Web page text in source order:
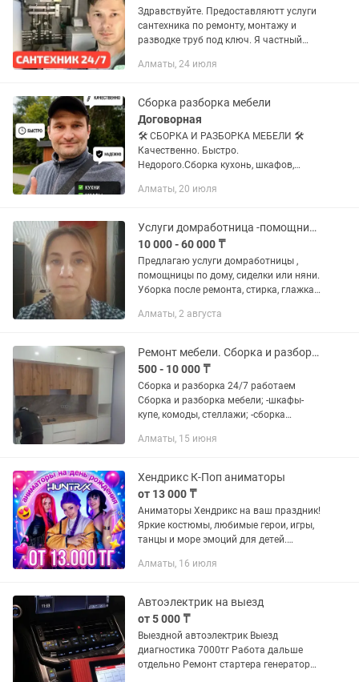
Здравствуйте. Предоставляютт услуги
сантехника по ремонту, монтажу и
разводке труб под ключ. Я частный
Справляюсь с широким спектром
Алматы, 24 июля
Сборка разборка мебели
Договорная
🛠️ СБОРКА И РАЗБОРКА МЕБЕЛИ 🛠️
Качественно. Быстро.
Недорого.Сборка кухонь, шкафов,
мебели при переездах.Ремонт и замена
выходных. Выезд...
Алматы, 20 июля
Услуги домработница -помощница по дому.
10 000 - 60 000 ₸
Предлагаю услуги домработницы ,
помощницы по дому, сиделки или няни.
Уборка после ремонта, стирка, глажка ,
помещений. Готовлю любые блюда .
Алматы, 2 августа
Ремонт мебели. Сборка и разборка мебели Алматы. Мелькие ремонты тоже есть
500 - 10 000 ₸
Сборка и разборка 24/7 работаем
Сборка и разборка мебели; -шкафы-
купе, комоды, стеллажи; -сборка
диванов, спальный; -сборка мебели в
Алматы, 15 июня
Хендрикс К-Поп аниматоры
от 13 000 ₸
Аниматоры Хендрикс на ваш праздник!
Яркие костюмы, любимые герои, игры,
танцы и море эмоций для детей.
Алматы, 16 июля
Автоэлектрик на выезд
от 5 000 ₸
Выездной автоэлектрик Выезд
диагностика 7000тг Работа дальше
отдельно Ремонт стартера генератора